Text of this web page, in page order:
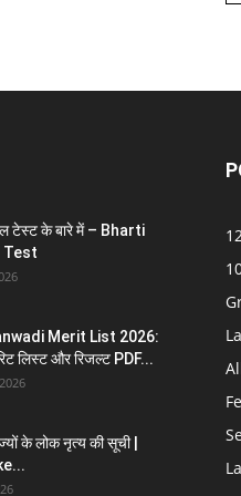
टेस्ट के बारे में – Bharti
Test
Merit List 2026:
लिस्ट और रिजल्ट PDF...
के लोक नृत्य की सूची |